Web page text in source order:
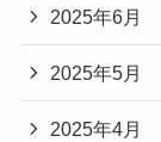
2025年6月
2025年5月
2025年4月